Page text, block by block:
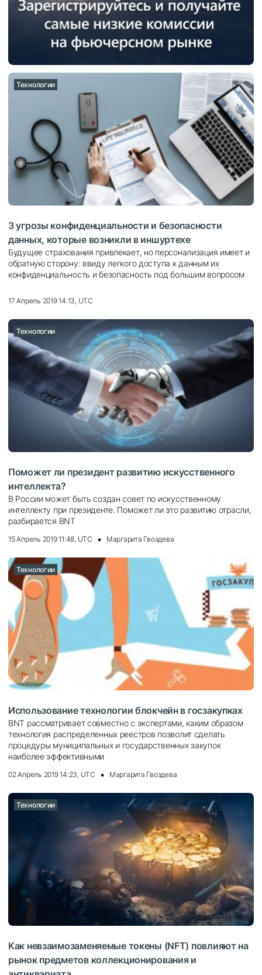
Технологии
3 угрозы конфиденциальности и безопасности
данных, которые возникли в иншуртехе
Будущее страхования привлекает, но персонализация имеет и
обратную сторону: ввиду легкого доступа к данным их
конфиденциальность и безопасность под большим вопросом
17 Апрель 2019 14:13, UTC
Технологии
Поможет ли президент развитию искусственного
интеллекта?
В России может быть создан совет по искусственному
интеллекту при президенте. Поможет ли это развитию отрасли,
разбирается BNT
15 Апрель 2019 11:48, UTC Маргарита Гвоздева
Технологии
Использование технологии блокчейн в госзакупках
BNT рассматривает совместно с экспертами, каким образом
технология распределенных реестров позволит сделать
процедуры муниципальных и государственных закупок
наиболее эффективными
02 Апрель 2019 14:23, UTC Маргарита Гвоздева
Технологии
Как невзаимозаменяемые токены (NFT) повлияют на
рынок предметов коллекционирования и